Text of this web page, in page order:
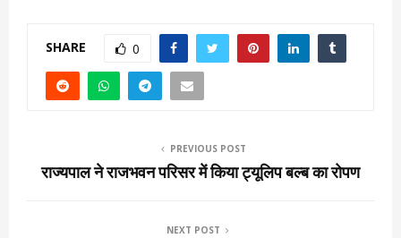
SHARE 0
PREVIOUS POST
राज्यपाल ने राजभवन परिसर में किया ट्यूलिप बल्ब का रोपण
NEXT POST